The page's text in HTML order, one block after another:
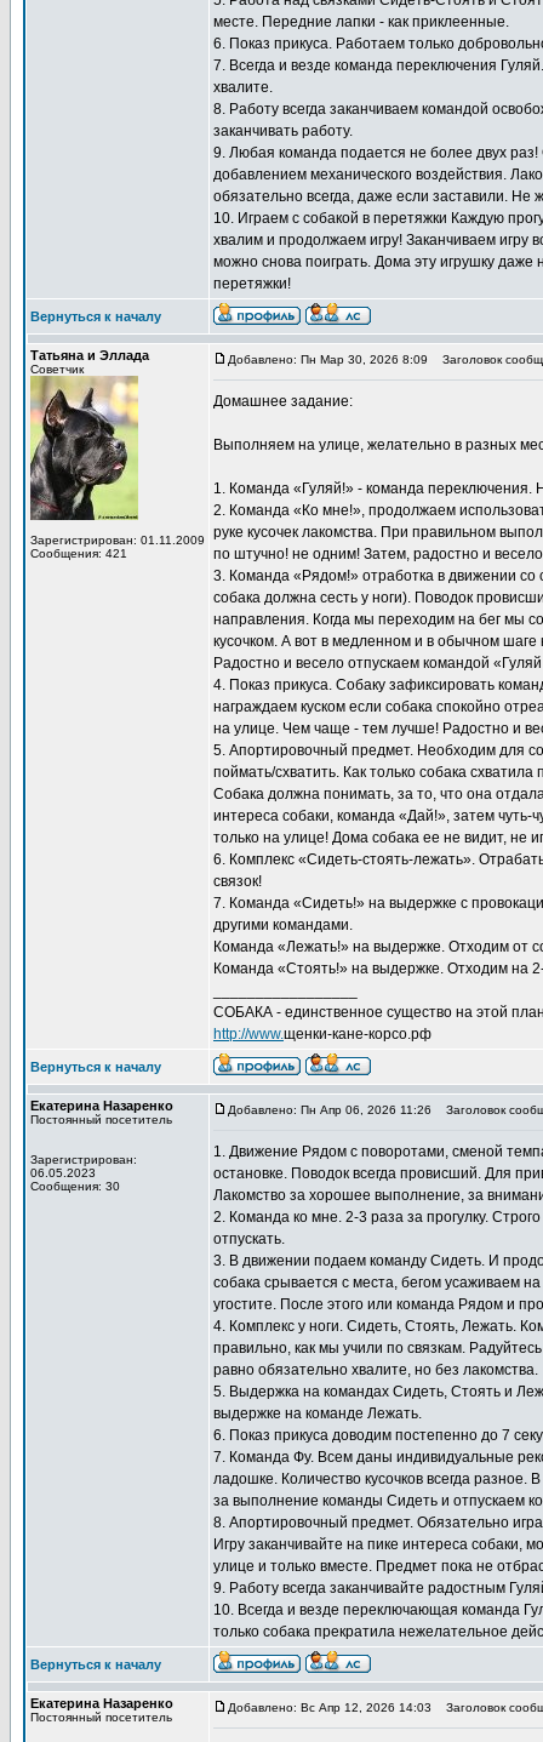
месте. Передние лапки - как приклеенные.
6. Показ прикуса. Работаем только
7. Всегда и везде команда переключения
хвалите.
8. Работу всегда заканчиваем командой
заканчивать работу.
9. Любая команда подается не более двух
добавлением механического воздействия.
обязательно всегда, даже если заставили. Не
10. Играем с собакой в перетяжки Каждую
хвалим и продолжаем игру! Заканчиваем игру
можно снова поиграть. Дома эту игрушку даже
перетяжки!
Вернуться к началу
Татьяна и Эллада
Советчик
Зарегистрирован: 01.11.2009
Сообщения: 421
Добавлено: Пн Мар 30, 2026 8:09 Заголовок
Домашнее задание:
Выполняем на улице, желательно в разных
1. Команда «Гуляй!» - команда
2. Команда «Ко мне!», продолжаем
руке кусочек лакомства. При правильном
по штучно! не одним! Затем, радостно и
3. Команда «Рядом!» отработка в движении
собака должна сесть у ноги). Поводок
направления. Когда мы переходим на бег мы
кусочком. А вот в медленном и в обычном
Радостно и весело отпускаем командой
4. Показ прикуса. Собаку зафиксировать
награждаем куском если собака спокойно
на улице. Чем чаще - тем лучше! Радостно и
5. Апортировочный предмет. Необходим для
поймать/схватить. Как только собака
Собака должна понимать, за то, что она
интереса собаки, команда «Дай!», затем
только на улице! Дома собака ее не видит, не
6. Комплекс «Сидеть-стоять-лежать».
связок!
7. Команда «Сидеть!» на выдержке с
другими командами.
Команда «Лежать!» на выдержке. Отходим от
Команда «Стоять!» на выдержке. Отходим на
СОБАКА - единственное существо на этой
http://www.щенки-кане-корсо.рф
Вернуться к началу
Екатерина Назаренко
Постоянный посетитель
Зарегистрирован:
06.05.2023
Сообщения: 30
Добавлено: Пн Апр 06, 2026 11:26 Заголовок
1. Движение Рядом с поворотами, сменой
остановке. Поводок всегда провисший. Для
Лакомство за хорошее выполнение, за
2. Команда ко мне. 2-3 раза за прогулку.
отпускать.
3. В движении подаем команду Сидеть. И
собака срывается с места, бегом усаживаем
угостите. После этого или команда Рядом и
4. Комплекс у ноги. Сидеть, Стоять, Лежать.
правильно, как мы учили по связкам.
равно обязательно хвалите, но без лакомства.
5. Выдержка на командах Сидеть, Стоять и
выдержке на команде Лежать.
6. Показ прикуса доводим постепенно до 7
7. Команда Фу. Всем даны индивидуальные
ладошке. Количество кусочков всегда разное.
за выполнение команды Сидеть и отпускаем
8. Апортировочный предмет. Обязательно
Игру заканчивайте на пике интереса собаки,
улице и только вместе. Предмет пока не
9. Работу всегда заканчивайте радостным
10. Всегда и везде переключающая команда
только собака прекратила нежелательное
Вернуться к началу
Екатерина Назаренко
Постоянный посетитель
Добавлено: Вс Апр 12, 2026 14:03 Заголовок